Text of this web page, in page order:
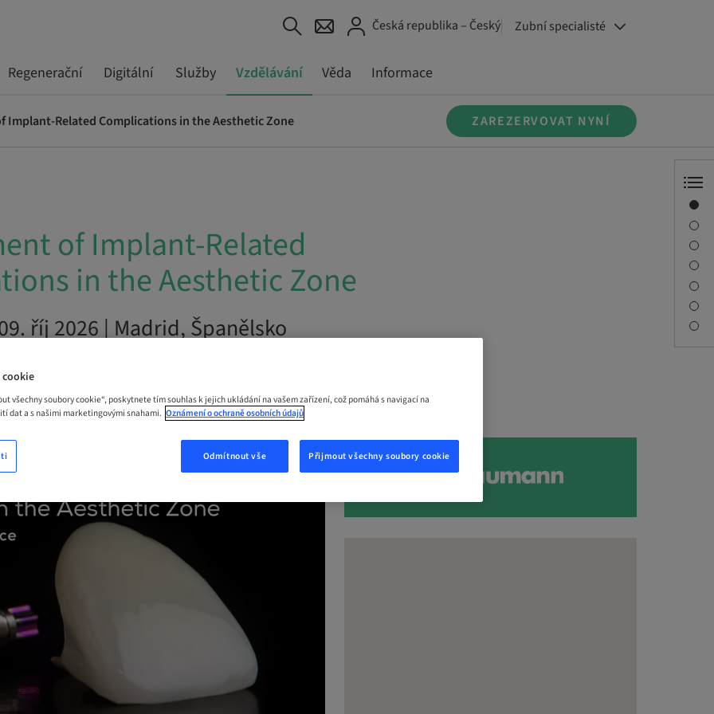
Česká republika – Český Zubní specialisté
Regenerační Digitální Služby Vzdělávání Věda Informace
Implant-Related Complications in the Aesthetic Zone ZAREZERVOVAT NYNÍ
of Implant-Related
in the Aesthetic Zone
říj 2026 | Madrid, Španělsko
NYNÍ
všechny soubory cookie“, poskytnete tím souhlas k jejich ukládání na vašem zařízení, což pomáhá s navigací na
dat a s našimi marketingovými snahami. Oznámení o ochraně osobních údajů
Odmítnout vše Přijmout všechny soubory cookie